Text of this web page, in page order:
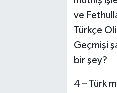
ve
Türkçe
Geçmişi
bir şey?
4 – Türk